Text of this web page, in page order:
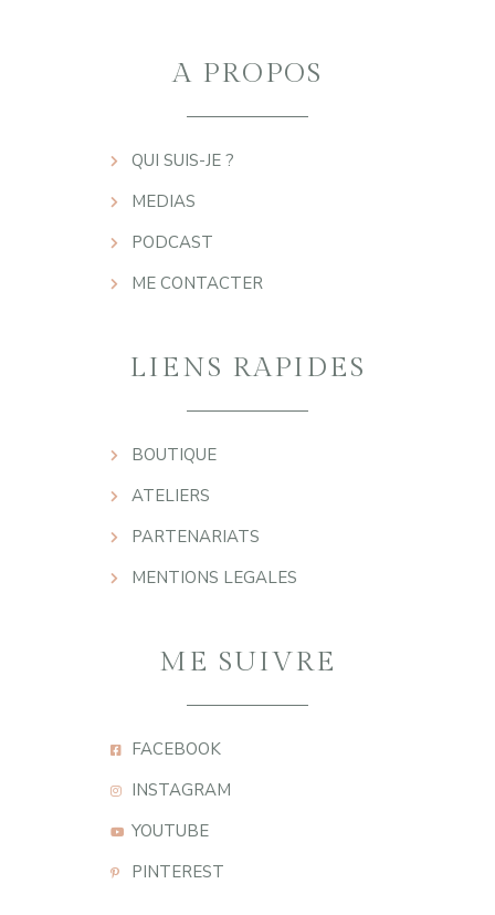
A PROPOS
QUI SUIS-JE ?
MEDIAS
PODCAST
ME CONTACTER
LIENS RAPIDES
BOUTIQUE
ATELIERS
PARTENARIATS
MENTIONS LEGALES
ME SUIVRE
FACEBOOK
INSTAGRAM
YOUTUBE
PINTEREST